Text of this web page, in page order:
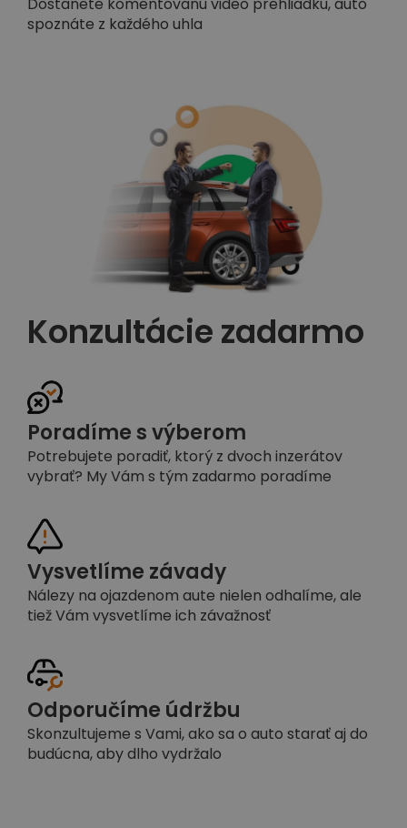
Dostanete komentovanú video prehliadku, auto
spoznáte z každého uhla
Konzultácie zadarmo
Poradíme s výberom
Potrebujete poradiť, ktorý z dvoch inzerátov
vybrať? My Vám s tým zadarmo poradíme
Vysvetlíme závady
Nálezy na ojazdenom aute nielen odhalíme, ale
tiež Vám vysvetlíme ich závažnosť
Odporučíme údržbu
Skonzultujeme s Vami, ako sa o auto starať aj do
budúcna, aby dlho vydržalo